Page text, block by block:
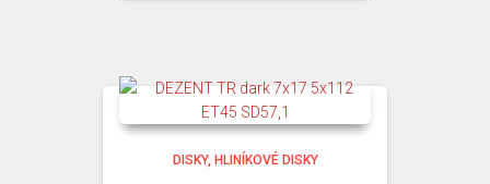
DISKY HLINÍKOVÉ DISKY